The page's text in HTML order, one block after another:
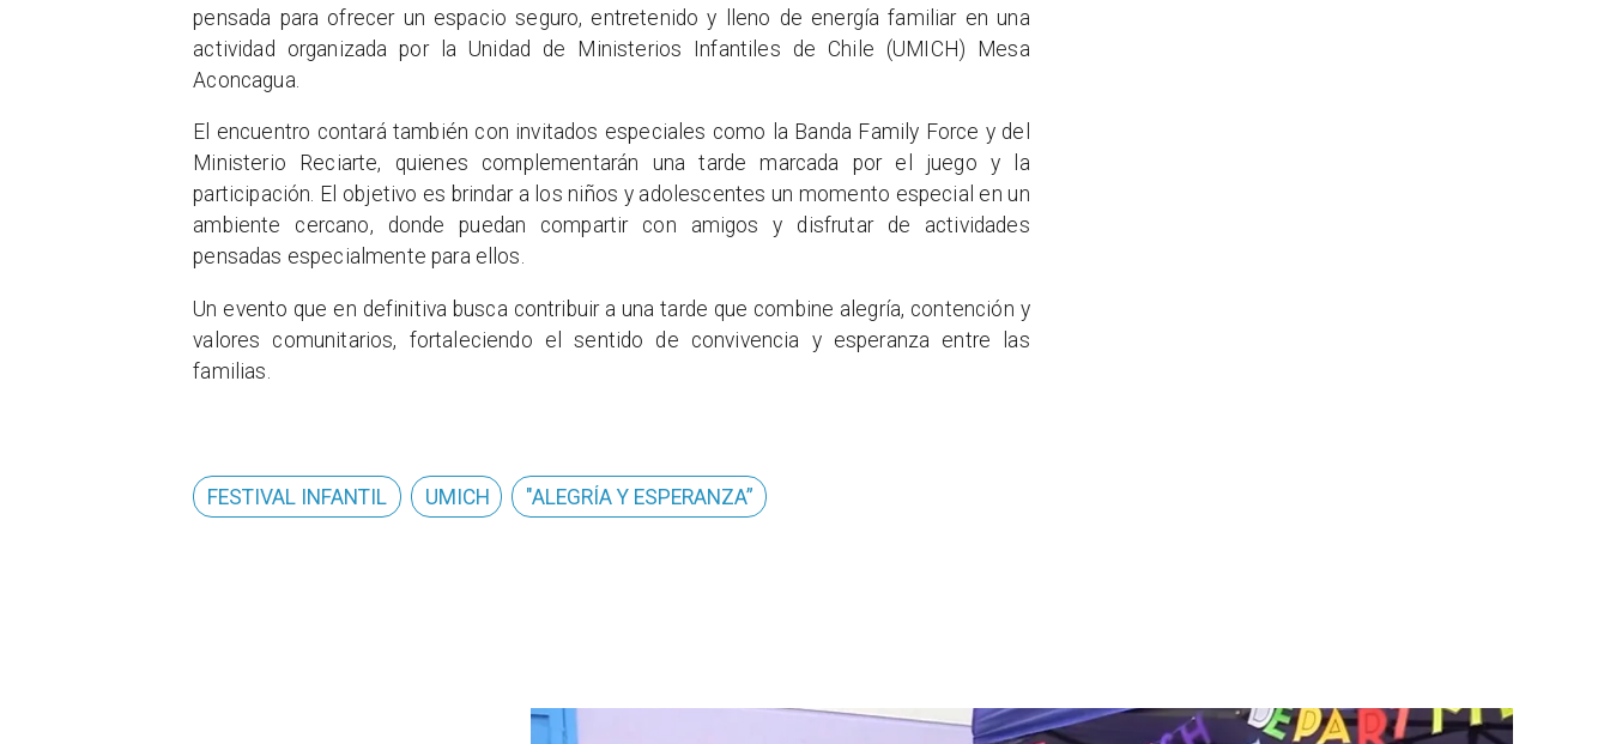
pensada para ofrecer un espacio seguro, entretenido y lleno de energía familiar en una
actividad organizada por la Unidad de Ministerios Infantiles de Chile (UMICH) Mesa
Aconcagua.
El encuentro contará también con invitados especiales como la Banda Family Force y del
Ministerio Reciarte, quienes complementarán una tarde marcada por el juego y la
participación. El objetivo es brindar a los niños y adolescentes un momento especial en un
ambiente cercano, donde puedan compartir con amigos y disfrutar de actividades
pensadas especialmente para ellos.
Un evento que en definitiva busca contribuir a una tarde que combine alegría, contención y
valores comunitarios, fortaleciendo el sentido de convivencia y esperanza entre las
familias.
FESTIVAL INFANTIL UMICH "ALEGRÍA Y ESPERANZA”